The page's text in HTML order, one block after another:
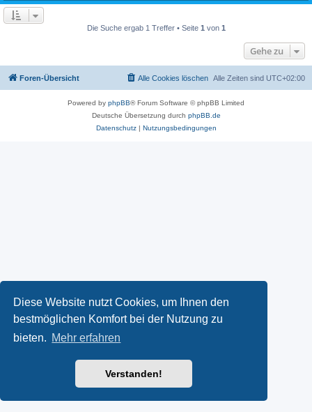
Diese Website nutzt Cookies, um Ihnen den
bestmöglichen Komfort bei der Nutzung zu
bieten. Mehr erfahren
Verstanden!
Die Suche ergab 1 Treffer • Seite 1 von 1
Gehe zu
Foren-Übersicht Alle Zeiten sind UTC+02:00
Alle Cookies löschen
Powered by phpBB® Forum Software © phpBB Limited
Deutsche Übersetzung durch phpBB.de
Datenschutz| Nutzungsbedingungen